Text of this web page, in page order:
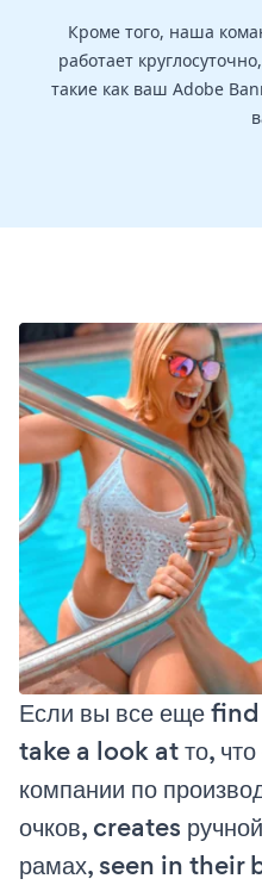
Кроме того, наша
работает
такие как ваш Adobe
Если вы все еще
take a look at то,
компании по
очков, creates
рамах, seen in their